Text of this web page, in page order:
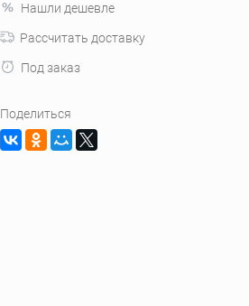
Нашли дешевле
Рассчитать доставку
Под заказ
Поделиться